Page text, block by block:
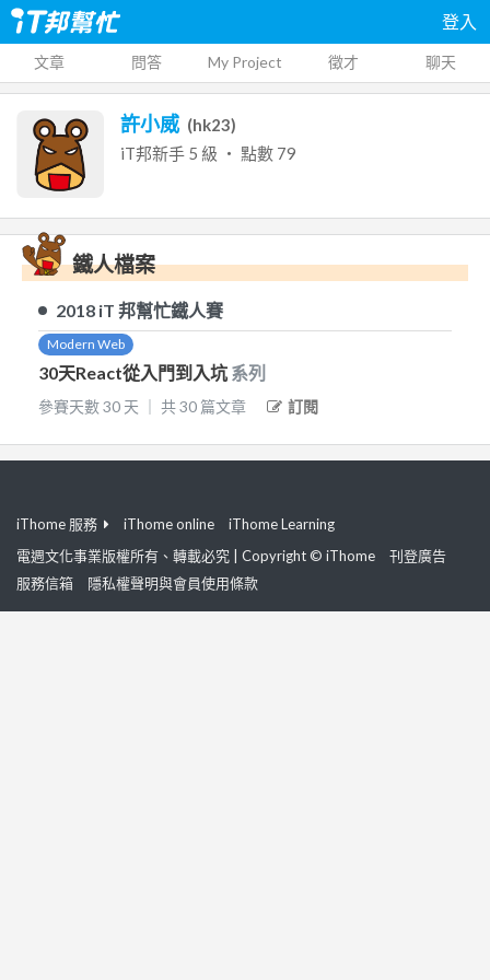
登入
文章 問答 My Project 徵才 聊天
許小威 (hk23)
iT邦新手 5 級 ‧ 點數 79
鐵人檔案
2018 iT 邦幫忙鐵人賽
Modern Web
30天React從入門到入坑 系列
參賽天數30 天 共30 篇文章 訂閱
iThome 服務 iThome online
iThome Learning
電週文化事業版權所有、轉載必究 | Copyright © iThome
刊登廣告
服務信箱
隱私權聲明與會員使用條款